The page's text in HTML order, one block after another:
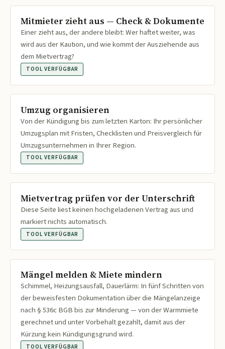
Mitmieter zieht aus — Check & Dokumente
Einer zieht aus, der andere bleibt: Wer haftet weiter, was
wird aus der Kaution, und wie kommt der Ausziehende aus
dem Mietvertrag?
TOOL VERFÜGBAR
Umzug organisieren
Von der Kündigung bis zum letzten Karton: Ihr persönlicher
Umzugsplan mit Fristen, Checklisten und Preisvergleich für
Umzugsunternehmen in Ihrer Region.
TOOL VERFÜGBAR
Mietvertrag prüfen vor der Unterschrift
Diese Seite liest keinen hochgeladenen Vertrag aus und
markiert nichts automatisch.
TOOL VERFÜGBAR
Mängel melden & Miete mindern
Schimmel, Heizungsausfall, Dauerlärm: In fünf Schritten von
der beweisfesten Dokumentation über die Mängelanzeige
nach § 536c BGB bis zur Minderung — von der Warmmiete
gerechnet und unter Vorbehalt gezahlt, damit aus der
Kürzung kein Kündigungsgrund wird.
TOOL VERFÜGBAR